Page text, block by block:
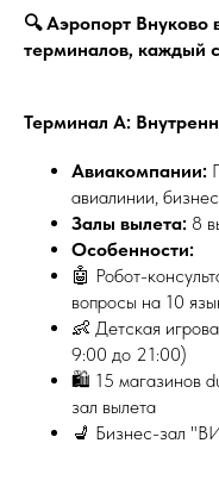
🔍 Аэропорт Внуково
терминалов, каждый
Терминал А:
Авиакомпании:
авиалинии,
Залы вылета: 8
Особенности:
🤖 Робот-
вопросы на 10
👶 Детская
9:00 до 21:00)
🛍️ 15 магазинов
зал вылета
💺 Бизнес-зал